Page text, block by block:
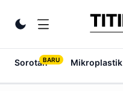
Ubah tema
Sorotan Mikroplastik